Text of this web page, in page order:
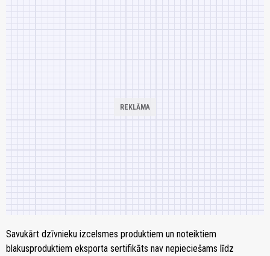
Savukārt dzīvnieku izcelsmes produktiem un noteiktiem
blakusproduktiem eksporta sertifikāts nav nepieciešams līdz